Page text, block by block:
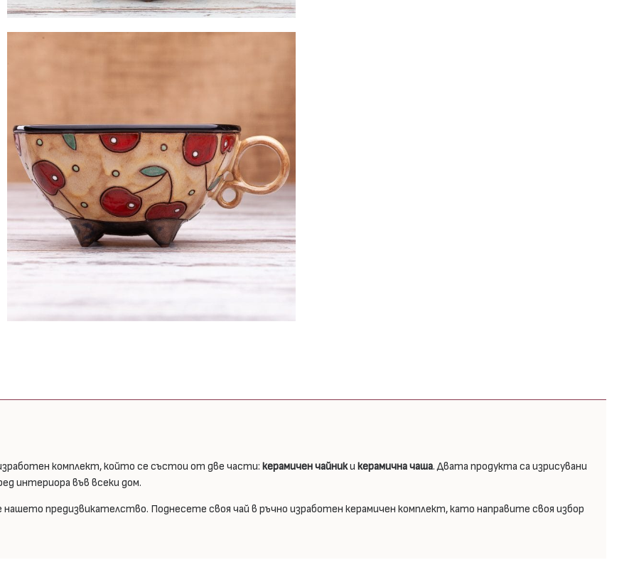
комплект, който се състои от две части: керамичен чайник и керамична чаша. Двата продукта са изрисувани
интериора във всеки дом.
предизвикателство. Поднесете своя чай в ръчно изработен керамичен комплект, като направите своя избор